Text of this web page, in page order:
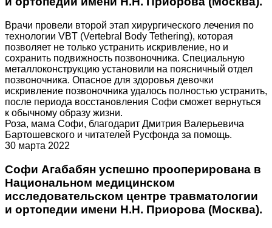
Врачи провели второй этап хирургического лечения по
технологии VBT (Vertebral Body Tethering), которая
позволяет не только устранить искривление, но и
сохранить подвижность позвоночника. Специальную
металлоконструкцию установили на поясничный отдел
позвоночника. Опасное для здоровья девочки
искривление позвоночника удалось полностью устранить,
после периода восстановления Софи сможет вернуться
к обычному образу жизни.
Роза, мама Софи, благодарит Дмитрия Валерьевича
Бартошевского и читателей Русфонда за помощь.
30 марта 2022
Софи Агабабян успешно прооперирована в
Национальном медицинском
исследовательском центре травматологии
и ортопедии имени Н.Н. Приорова (Москва).